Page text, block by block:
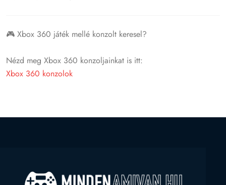
🎮 Xbox 360 játék mellé konzolt keresel?
Nézd meg Xbox 360 konzoljainkat is itt:
Xbox 360 konzolok